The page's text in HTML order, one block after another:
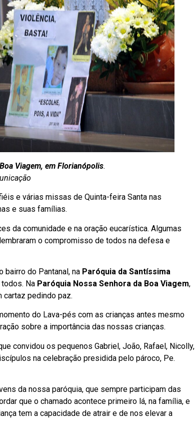
Viagem, em Florianópolis.
e várias missas de Quinta-feira Santa nas
e suas famílias.
da comunidade e na oração eucarística. Algumas
o compromisso de todos na defesa e
bairro do Pantanal, na Paróquia da Santíssima
Na Paróquia Nossa Senhora da Boa Viagem,
cartaz pedindo paz.
do Lava-pés com as crianças antes mesmo
sobre a importância das nossas crianças.
convidou os pequenos Gabriel, João, Rafael, Nicolly,
na celebração presidida pelo pároco, Pe.
da nossa paróquia, que sempre participam das
que o chamado acontece primeiro lá, na família, e
tem a capacidade de atrair e de nos elevar a